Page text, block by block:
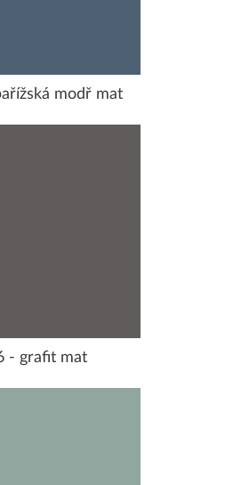
modř mat
- grafit mat